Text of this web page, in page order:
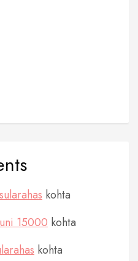
kohta
15000 kohta
kohta